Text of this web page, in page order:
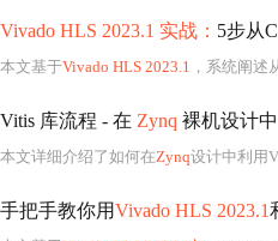
Vivado HLS 2023.1 实战： 5步从
本文基于Vivado HLS 2023.1 ，系统阐述
Vitis 库流程 - 在 Zynq 裸机设计
本文详细介绍了如何在Zynq设计中利用
手把手教你用Vivado HLS 2023.1